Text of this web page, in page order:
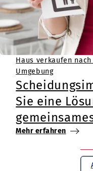
Haus verkaufen
Umgebung
Sie eine
Mehr erfahren